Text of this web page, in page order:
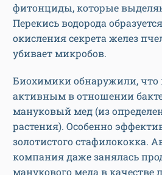
фитонциды, которые
Перекись водорода
окисления секрета желез
убивает микробов.
Биохимики обнаружили, что
активным в отношении
мануковый мед (из
растения). Особенно
золотистого стафилококка.
компания даже занялась
манукового меда в качестве